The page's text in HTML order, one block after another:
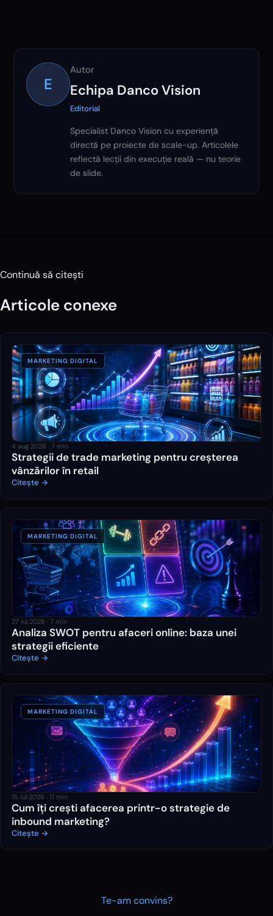
E
Autor
Echipa Danco Vision
Editorial
Specialist Danco Vision cu experiență
directă pe proiecte de scale-up. Articolele
reflectă lecții din execuție reală — nu teorie
de slide.
Continuă să citești
Articole conexe
MARKETING DIGITAL
4 aug 2026 · 7 min
Strategii de trade marketing pentru creșterea
vânzărilor în retail
Citește →
MARKETING DIGITAL
27 iul 2026 · 7 min
Analiza SWOT pentru afaceri online: baza unei
strategii eficiente
Citește →
MARKETING DIGITAL
15 iul 2026 · 11 min
Cum îți crești afacerea printr-o strategie de
inbound marketing?
Citește →
Te-am convins?